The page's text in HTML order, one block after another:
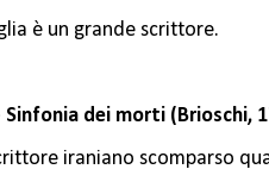
è un grande scrittore.
dei morti (Brioschi,
iraniano scomparso